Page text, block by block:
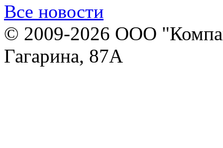
Все новости
© 2009-2026 ООО
Гагарина, 87А